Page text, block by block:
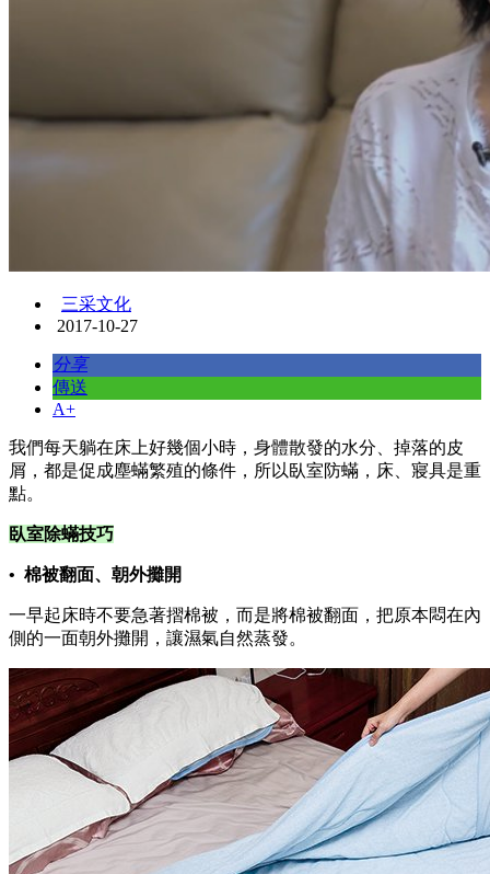
三采文化
2017-10-27
分享
傳送
A+
我們每天躺在床上好幾個小時，身體散發的水分、掉落的皮
屑，都是促成塵蟎繁殖的條件，所以臥室防蟎，床、寢具是重
點。
臥室除蟎技巧
• 棉被翻面、朝外攤開
一早起床時不要急著摺棉被，而是將棉被翻面，把原本悶在內
側的一面朝外攤開，讓濕氣自然蒸發。